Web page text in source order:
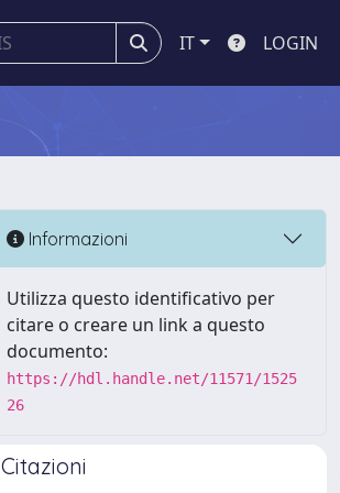
IT LOGIN
Informazioni
Utilizza questo identificativo per
citare o creare un link a questo
documento:
https://hdl.handle.net/11571/1525
26
Citazioni